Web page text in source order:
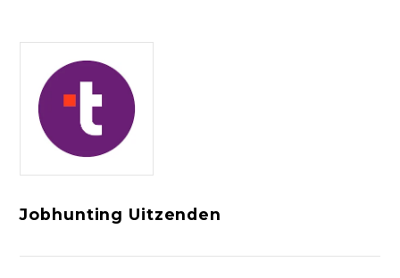
Jobhunting Uitzenden